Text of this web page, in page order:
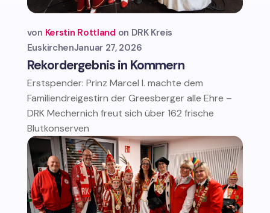
Rekordergebnis in Kommern
von Kerstin Rottland
DRK Kreis
EuskirchenJanuar 27, 2026
Erstspender: Prinz Marcel I. machte dem
Familiendreigestirn der Greesberger alle Ehre –
DRK Mechernich freut sich über 162 frische
Blutkonserven